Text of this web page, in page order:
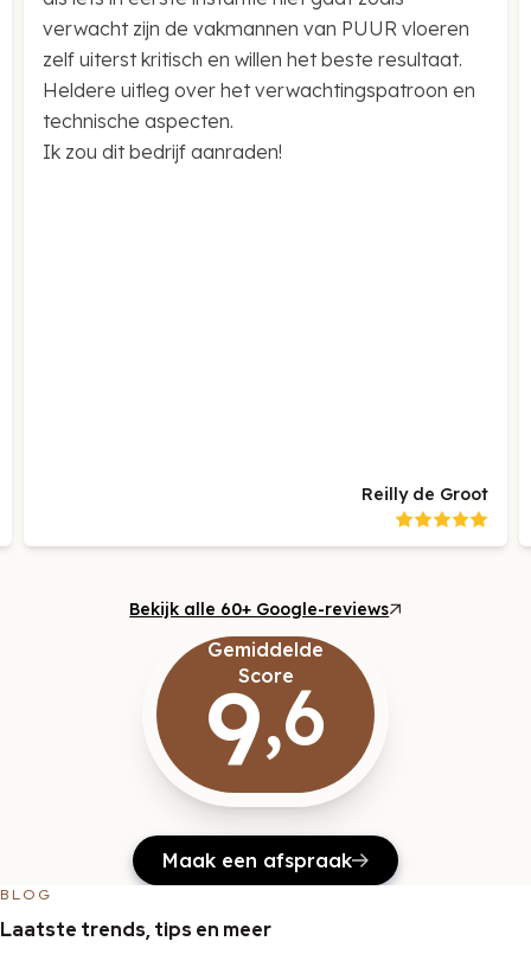
verwacht zijn de vakmannen van PUUR vloeren
zelf uiterst kritisch en willen het beste resultaat.
Heldere uitleg over het verwachtingspatroon en
technische aspecten.
Ik zou dit bedrijf aanraden!
Reilly de Groot
Bekijk alle 60+ Google-reviews
Gemiddelde
Score
9,6
Maak een afspraak
BLOG
Laatste trends, tips en meer